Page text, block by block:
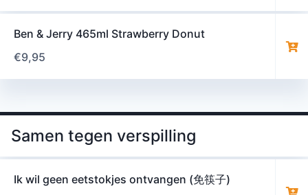
Ben & Jerry 465ml Strawberry Donut
€9,95
Samen tegen verspilling
Ik wil geen eetstokjes ontvangen (免筷子)